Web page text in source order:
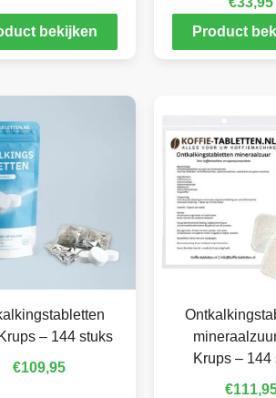
bekijken
Product
– 144 stuks
€109,95
Krups – 144
€